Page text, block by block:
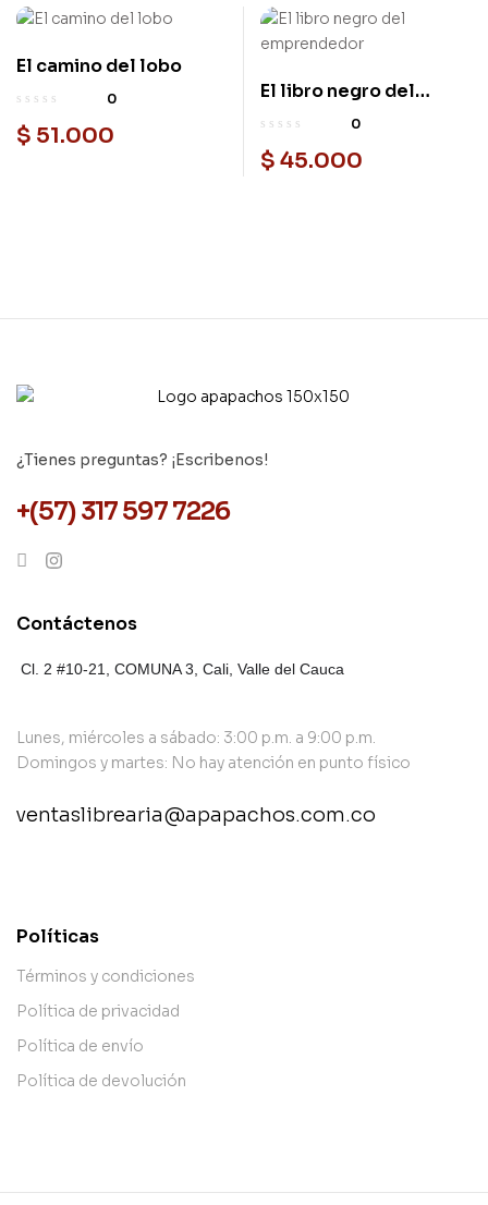
El camino del lobo
0
$ 51.000
El libro negro del
emprendedor
0
$ 45.000
¿Tienes preguntas? ¡Escribenos!
+(57) 317 597 7226
Contáctenos
Cl. 2 #10-21, COMUNA 3, Cali, Valle del Cauca
Lunes, miércoles a sábado: 3:00 p.m. a 9:00 p.m.
Domingos y martes: No hay atención en punto físico
ventaslibrearia@apapachos.com.co
Políticas
Términos y condiciones
Política de privacidad
Política de envío
Política de devolución